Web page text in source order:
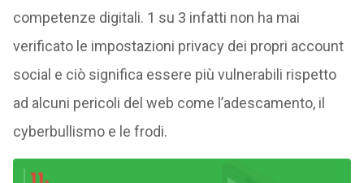
competenze digitali. 1 su 3 infatti non ha mai
verificato le impostazioni privacy dei propri account
social e ciò significa essere più vulnerabili rispetto
ad alcuni pericoli del web come l’adescamento, il
cyberbullismo e le frodi.